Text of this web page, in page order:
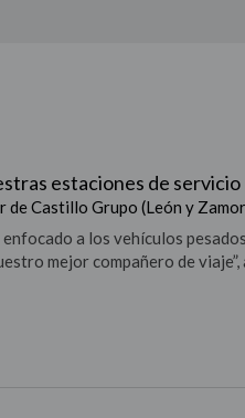
estaciones de servicio
de Castillo Grupo (León y
a los vehículos
mejor compañero de